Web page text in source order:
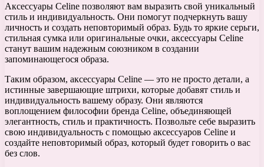
Аксессуары Celine позволяют вам выразить свой уникальный
стиль и индивидуальность. Они помогут подчеркнуть вашу
личность и создать неповторимый образ. Будь то яркие серьги,
стильная сумка или оригинальные очки, аксессуары Celine
станут вашим надежным союзником в создании
запоминающегося образа.
Таким образом, аксессуары Celine — это не просто детали, а
истинные завершающие штрихи, которые добавят стиль и
индивидуальность вашему образу. Они являются
воплощением философии бренда Celine, объединяющей
элегантность, стиль и практичность. Позвольте себе выразить
свою индивидуальность с помощью аксессуаров Celine и
создайте неповторимый образ, который будет говорить о вас
без слов.